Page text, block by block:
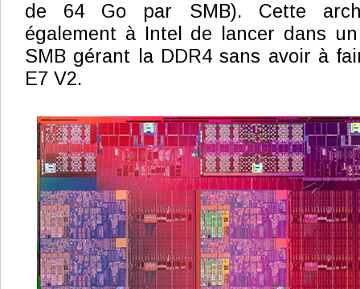
de 64 Go par SMB). Cette
également à Intel de lancer dans
SMB gérant la DDR4 sans avoir à
E7 V2.